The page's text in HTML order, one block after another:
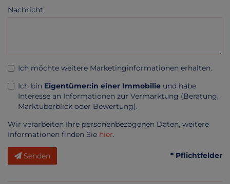
Nachricht
Ich möchte weitere Marketinginformationen erhalten.
Ich bin Eigentümer:in einer Immobilie und habe
Interesse an Informationen zur Vermarktung (Beratung,
Marktüberblick oder Bewertung).
Wir verarbeiten Ihre personenbezogenen Daten, weitere
Informationen finden Sie hier.
Senden * Pflichtfelder